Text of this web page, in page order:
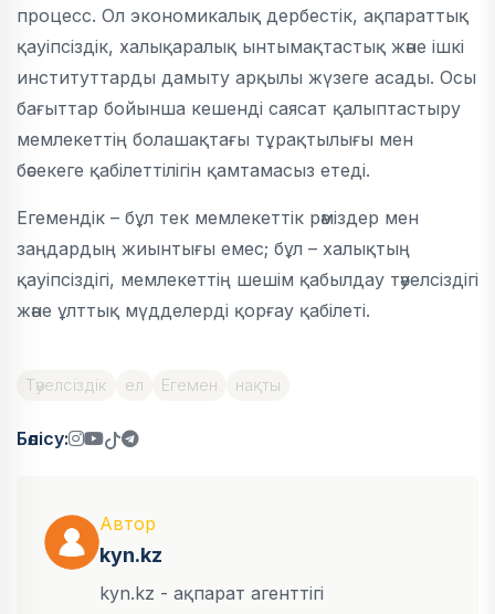
процесс. Ол экономикалық дербестік, ақпараттық
қауіпсіздік, халықаралық ынтымақтастық және ішкі
институттарды дамыту арқылы жүзеге асады. Осы
бағыттар бойынша кешенді саясат қалыптастыру
мемлекеттің болашақтағы тұрақтылығы мен
бәсекеге қабілеттілігін қамтамасыз етеді.
Егемендік – бұл тек мемлекеттік рәміздер мен
заңдардың жиынтығы емес; бұл – халықтың
қауіпсіздігі, мемлекеттің шешім қабылдау тәуелсіздігі
және ұлттық мүдделерді қорғау қабілеті.
Тәуелсіздік ел Егемен нақты
Бөлісу:
Автор
kyn.kz
kyn.kz - ақпарат агенттігі